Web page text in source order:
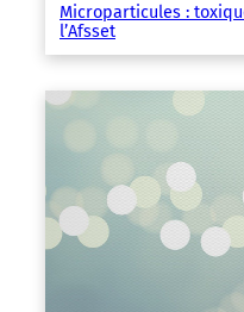
Microparticules :
l’Afsset